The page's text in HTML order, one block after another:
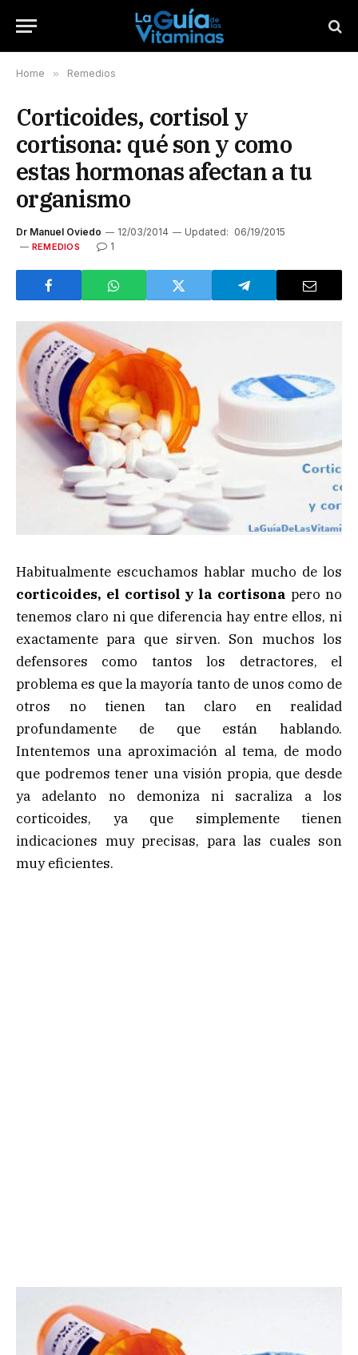
Home » Remedios
Corticoides, cortisol y
cortisona: qué son y como
estas hormonas afectan a tu
organismo
Dr Manuel Oviedo 12/03/2014 Updated: 06/19/2015
REMEDIOS 1
Habitualmente escuchamos hablar mucho de los
corticoides, el cortisol y la cortisona pero no
tenemos claro ni que diferencia hay entre ellos, ni
exactamente para que sirven. Son muchos los
defensores como tantos los detractores, el
problema es que la mayoría tanto de unos como de
otros no tienen tan claro en realidad
profundamente de que están hablando.
Intentemos una aproximación al tema, de modo
que podremos tener una visión propia, que desde
ya adelanto no demoniza ni sacraliza a los
corticoides, ya que simplemente tienen
indicaciones muy precisas, para las cuales son
muy eficientes.